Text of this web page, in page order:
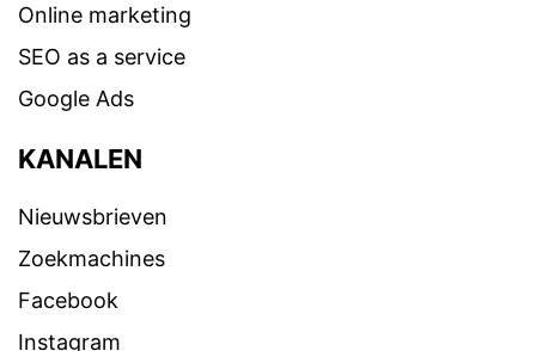
Online marketing
SEO as a service
Google Ads
KANALEN
Nieuwsbrieven
Zoekmachines
Facebook
Instagram